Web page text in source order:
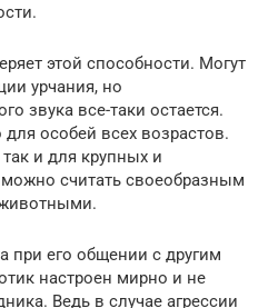
этой способности. Могут
урчания, но
звука все-таки остается.
для особей всех возрастов.
и для крупных и
считать своеобразным
при его общении с другим
настроен мирно и не
Ведь в случае агрессии